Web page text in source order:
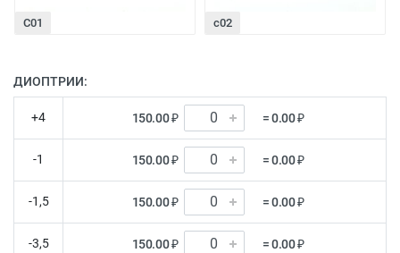
С01 с02
ДИОПТРИИ:
+4 150.00 ₽ = 0.00 ₽
-1 150.00 ₽ = 0.00 ₽
-1,5 150.00 ₽ = 0.00 ₽
-3,5 150.00 ₽ = 0.00 ₽